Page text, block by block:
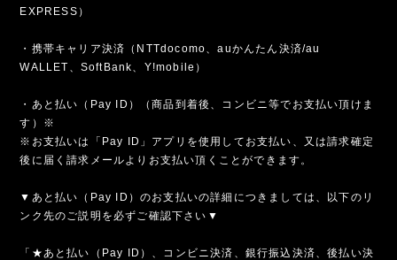
EXPRESS）
・携帯キャリア決済（NTTdocomo、auかんたん決済/au
WALLET、SoftBank、Y!mobile）
・あと払い（Pay ID）（商品到着後、コンビニ等でお支払い頂けま
す）※
※お支払いは「Pay ID」アプリを使用してお支払い、又は請求確定
後に届く請求メールよりお支払い頂くことができます。
▼あと払い（Pay ID）のお支払いの詳細につきましては、以下のリ
ンク先のご説明を必ずご確認下さい▼
「★あと払い（Pay ID）、コンビニ決済、銀行振込決済、後払い決